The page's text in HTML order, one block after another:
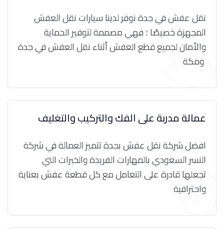
نقل عفش في جدة نوفر لدينا سيارات نقل العفش
المجهزة خصيصًا ؛ فهي مصممة لتوفير الحماية
والأمان لجميع قطع العفش أثناء نقل العفش في جدة
عمالة مدربة على الفك والتركيب والتغليف
افضل شركة نقل عفش بجدة تتميز العمالة في شركة
النسر السعودي بالمهارات الفريدة والخبرات التي
تجعلها قادرة على التعامل مع كل قطعة عفش بعناية
واحترافية